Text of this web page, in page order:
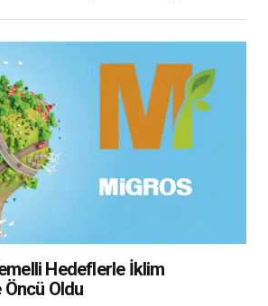
Hedeflerle İklim
Oldu